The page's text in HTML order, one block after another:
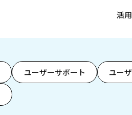
活
ユーザーサポート ユー